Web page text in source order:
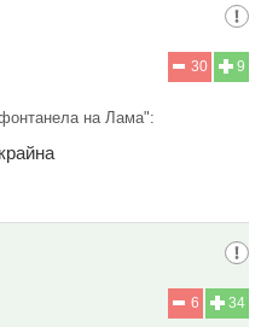
9
30
на Лама":
34
6